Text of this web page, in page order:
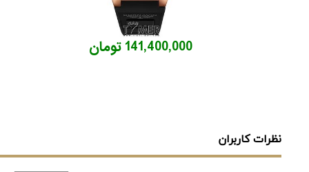
141,400,000 تومان
نظرات کاربران